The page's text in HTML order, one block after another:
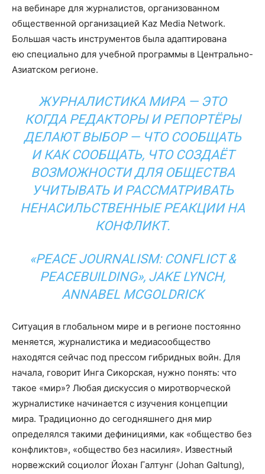
на вебинаре для журналистов, организованном
общественной организацией Kaz Media Network.
Большая часть инструментов была адаптирована
ею специально для учебной программы в Центрально-
Азиатском регионе.
ЖУРНАЛИСТИКА МИРА — ЭТО
КОГДА РЕДАКТОРЫ И РЕПОРТЁРЫ
ДЕЛАЮТ ВЫБОР — ЧТО СООБЩАТЬ
И КАК СООБЩАТЬ, ЧТО СОЗДАЁТ
ВОЗМОЖНОСТИ ДЛЯ ОБЩЕСТВА
УЧИТЫВАТЬ И РАССМАТРИВАТЬ
НЕНАСИЛЬСТВЕННЫЕ РЕАКЦИИ НА
КОНФЛИКТ.
«PEACE JOURNALISM: CONFLICT &
PEACEBUILDING», JAKE LYNCH,
ANNABEL MCGOLDRICK
Ситуация в глобальном мире и в регионе постоянно
меняется, журналистика и медиасообщество
находятся сейчас под прессом гибридных войн. Для
начала, говорит Инга Сикорская, нужно понять: что
такое «мир»? Любая дискуссия о миротворческой
журналистике начинается с изучения концепции
мира. Традиционно до сегодняшнего дня мир
определялся такими дефинициями, как «общество без
конфликтов», «общество без насилия». Известный
норвежский социолог Йохан Галтунг (Johan Galtung),